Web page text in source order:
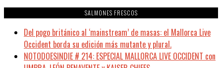
SALMONES FRESCOS
Del pogo británico al ‘mainstream’ de masas: el Mallorca Live
Occident borda su edición más mutante y plural.
NOTODOESINDIE # 214: ESPECIAL MALLORCA LIVE OCCIDENT con